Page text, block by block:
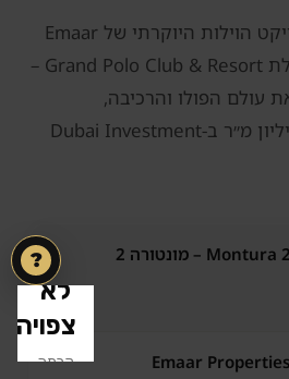
הפאזה השנייה של פרויקט הוילות היוקרתי של Emaar
Properties בתוך קהילת Grand Polo Club & Resort –
עולם הפולו והרכיבה,
המשתרעת על 5.54 מיליון מ״ר ב‑Dubai Investment
Montura 2 – מונטורה 2
Emaar Properties
?